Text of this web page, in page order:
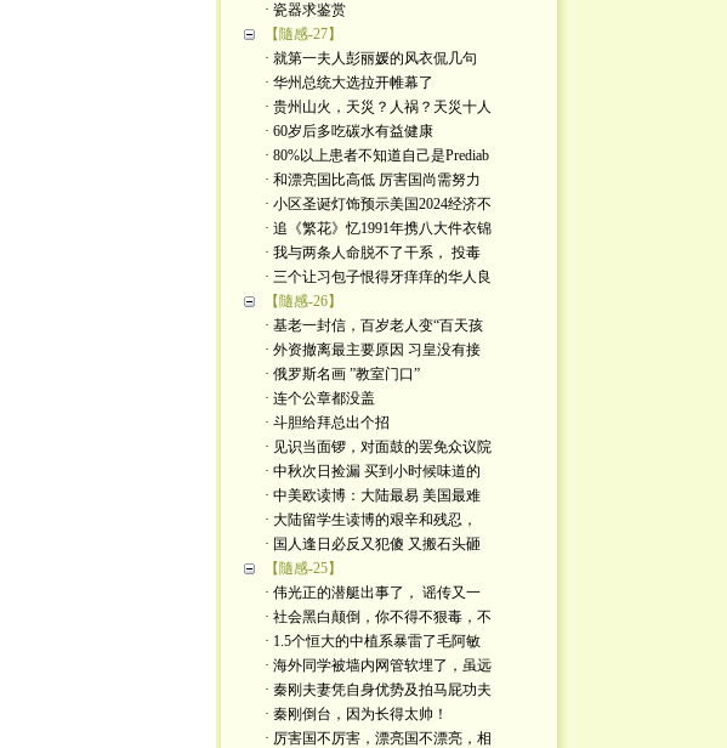
· 瓷器求鉴赏
【隨感-27】
· 就第一夫人彭丽媛的风衣侃几句
· 华州总统大选拉开帷幕了
· 贵州山火，天災？人祸？天災十人
· 60岁后多吃碳水有益健康
· 80%以上患者不知道自己是Prediab
· 和漂亮国比高低 厉害国尚需努力
· 小区圣诞灯饰预示美国2024经济不
· 追《繁花》忆1991年携八大件衣锦
· 我与两条人命脱不了干系， 投毒
· 三个让习包子恨得牙痒痒的华人良
【隨感-26】
· 基老一封信，百岁老人变“百天孩
· 外资撤离最主要原因 习皇没有接
· 俄罗斯名画 ”教室门口”
· 连个公章都没盖
· 斗胆给拜总出个招
· 见识当面锣，对面鼓的罢免众议院
· 中秋次日捡漏 买到小时候味道的
· 中美欧读博：大陆最易 美国最难
· 大陆留学生读博的艰辛和残忍，
· 国人逢日必反又犯傻 又搬石头砸
【隨感-25】
· 伟光正的潜艇出事了， 谣传又一
· 社会黑白颠倒，你不得不狠毒，不
· 1.5个恒大的中植系暴雷了毛阿敏
· 海外同学被墙内网管软埋了，虽远
· 秦刚夫妻凭自身优势及拍马屁功夫
· 秦刚倒台，因为长得太帅！
· 厉害国不厉害，漂亮国不漂亮，相